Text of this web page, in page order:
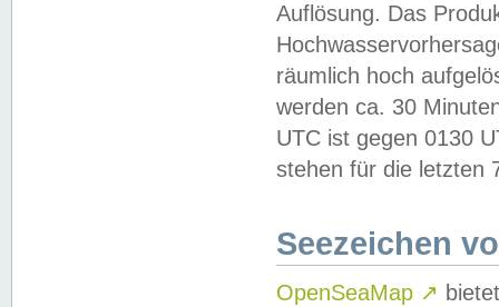
Auflösung. Das
räumlich hoch
werden ca. 30
UTC ist gegen 0130
stehen für die letzten
Seezeichen
OpenSeaMap ↗